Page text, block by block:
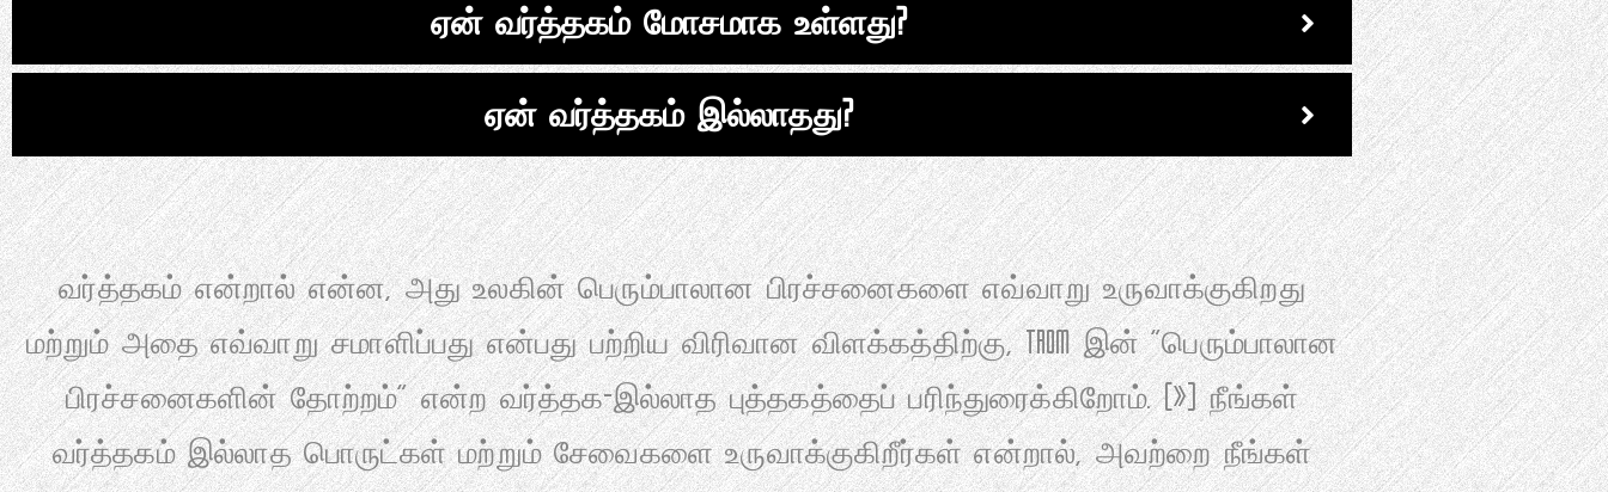
ஏன் வர்த்தகம் மோசமாக உள்ளது?
ஏன் வர்த்தகம் இல்லாதது?
வர்த்தகம் என்றால் என்ன, அது உலகின் பெரும்பாலான பிரச்சனைகளை எவ்வாறு உருவாக்குகிறது
மற்றும் அதை எவ்வாறு சமாளிப்பது என்பது பற்றிய விரிவான விளக்கத்திற்கு, TROM இன் "பெரும்பாலான
பிரச்சனைகளின் தோற்றம்" என்ற வர்த்தக-இல்லாத புத்தகத்தைப் பரிந்துரைக்கிறோம். (») நீங்கள்
வர்த்தகம் இல்லாத பொருட்கள் மற்றும் சேவைகளை உருவாக்குகிறீர்கள் என்றால், அவற்றை நீங்கள்